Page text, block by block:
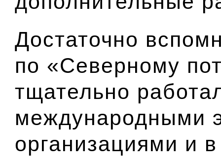
Достаточно
по «Северному
тщательно
международными
организациями и